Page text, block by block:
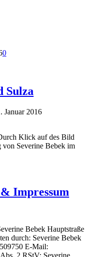
0
Sulza
Januar 2016
Klick auf des Bild
von Severine Bebek im
Impressum
Bebek Hauptstraße
durch: Severine Bebek
E-Mail:
2 RStV: Severine